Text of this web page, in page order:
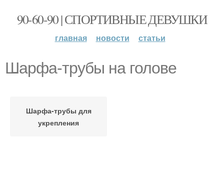
90-60-90 | СПОРТИВНЫЕ ДЕВУШКИ
главная новости статьи
Шарфа-трубы на голове
Шарфа-трубы для
укрепления